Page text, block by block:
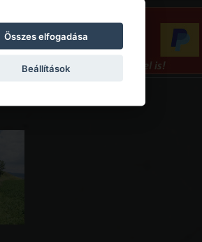
Összes elfogadása
Beállítások